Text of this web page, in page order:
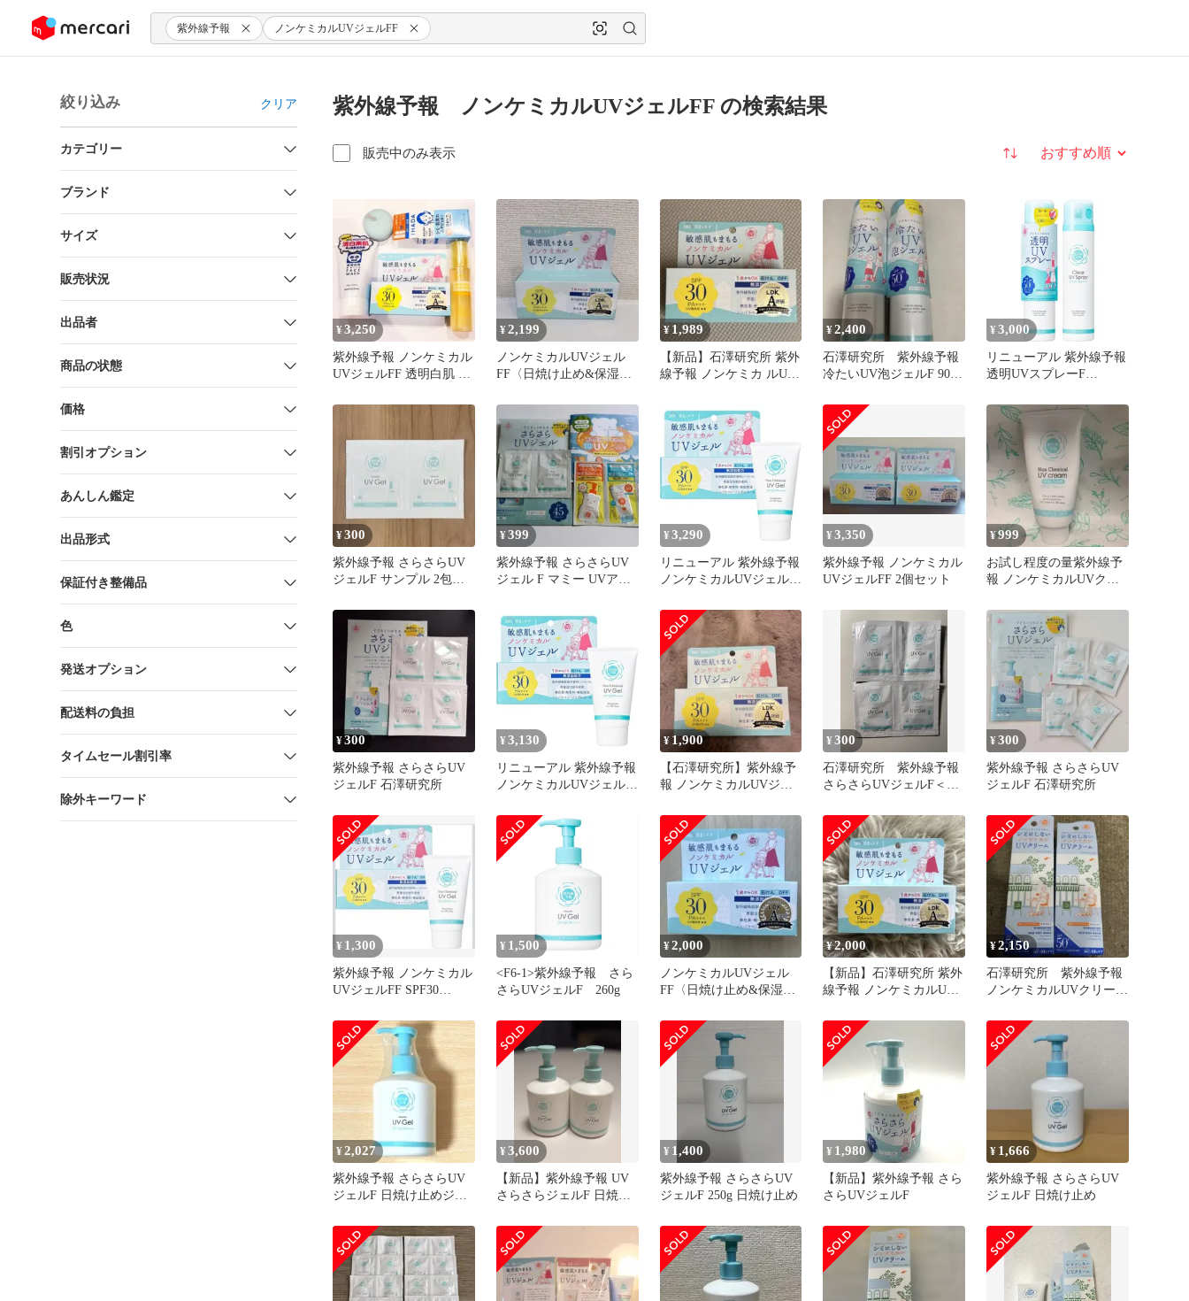
ツにスキップ 紫外線予報 ノンケミカルUVジェルFF
絞り込み クリア
カテゴリー
ブランド
サイズ
販売状況
出品者
商品の状態
価格
割引オプション
あんしん鑑定
出品形式
保証付き整備品
色
発送オプション
配送料の負担
タイムセール割引率
除外キーワード
紫外線予報 ノンケミカルUVジェルFF の検索結果
販売中のみ表示 並び替え
¥3,250
紫外線予報 ノンケミカル
UVジェルFF 透明白肌 ホ
ュ
¥2,199
ノンケミカルUVジェル
FF〈日焼け止め&保湿ジ
¥1,989
【新品】石澤研究所 紫外
線予報 ノンケミカ ルUV
¥2,400
石澤研究所 紫外線予報
冷たいUV泡ジェルF 90g
¥ 3,000
リニューアル 紫外線予報
透明UVスプレーF
性★★ 1歳から使える 石
けんでOFF 顔 髪 体 日焼
けどめ スプレー 150g
¥300
紫外線予報 さらさらUV
ジェルF サンプル 2包セ
¥399
紫外線予報 さらさらUV
ジェル F マミー UVアク
供用
¥ 3,290
リニューアル 紫外線予報
ノンケミカルUVジェル
性★★ 1歳から使える 石
けんでOFF 顔 体 界面活
性剤不使用 日焼けどめ
65g
¥3,350
紫外線予報 ノンケミカル
UVジェルFF 2個セット
¥999
お試し程度の量紫外線予
報 ノンケミカルUVクリ
¥300
紫外線予報 さらさらUV
ジェルF 石澤研究所
¥ 3,130
リニューアル 紫外線予報
ノンケミカルUVジェル
性★★ 1歳から使える 石
けんでOFF 顔 体 界面活
性剤不使用 日焼けどめ
¥ 1,900
【石澤研究所】紫外線予
報 ノンケミカルUVジェ
¥300
石澤研究所 紫外線予報
さらさらUVジェルF＜日
プル
¥300
紫外線予報 さらさらUV
ジェルF 石澤研究所
¥ 1,300
紫外線予報 ノンケミカル
UVジェルFF SPF30
¥ 1,500
<F6-1>紫外線予報 さら
さらUVジェルF 260g
¥2,000
ノンケミカルUVジェル
FF〈日焼け止め&保湿ジ
¥2,000
【新品】石澤研究所 紫外
線予報 ノンケミカルUV
¥2,150
石澤研究所 紫外線予報
ノンケミカルUVクリーム
¥2,027
紫外線予報 さらさらUV
ジェルF 日焼け止めジェ
¥3,600
【新品】紫外線予報 UV
さらさらジェルF 日焼け
¥ 1,400
紫外線予報 さらさらUV
ジェルF 250g 日焼け止め
¥ 1,980
【新品】紫外線予報 さら
さらUVジェルF
¥ 1,666
紫外線予報 さらさらUV
ジェルF 日焼け止め